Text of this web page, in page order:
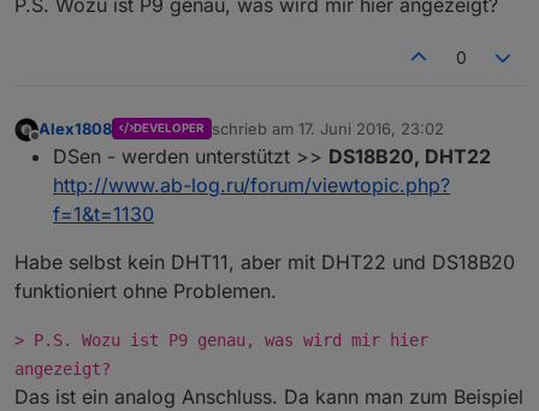
P.S. Wozu ist P9 genau, was wird mir hier angezeigt?
0
Offline
Alex1808 DEVELOPER schrieb am 17. Juni 2016, 23:02
zuletzt editiert von
DSen - werden unterstützt >> DS18B20, DHT22
http://www.ab-log.ru/forum/viewtopic.php?
f=1&t=1130
Habe selbst kein DHT11, aber mit DHT22 und DS18B20
funktioniert ohne Problemen.
> P.S. Wozu ist P9 genau, was wird mir hier
angezeigt?
Das ist ein analog Anschluss. Da kann man zum Beispiel